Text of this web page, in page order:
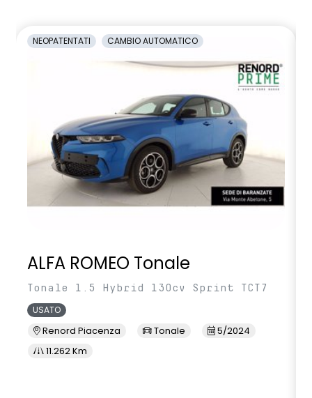
NEOPATENTATI CAMBIO AUTOMATICO
ALFA ROMEO Tonale
Tonale 1.5 Hybrid 130cv Sprint TCT7
USATO
Renord Piacenza Tonale
5/2024
11.262 Km